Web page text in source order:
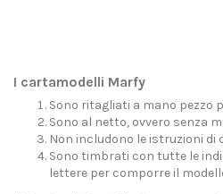
I cartamodelli Marfy
Sono ritagliati a mano pezzo
Sono al netto, ovvero senza
Non includono le istruzioni di
Sono timbrati con tutte le
lettere per comporre il